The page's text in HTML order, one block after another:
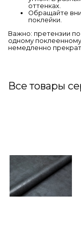
оттенках.
Обращайте
поклейки.
Важно: претензии
одному
немедленно
Все товары